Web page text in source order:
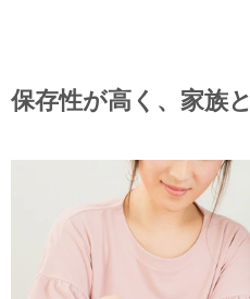
保存性が高く、家族